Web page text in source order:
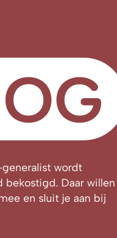
wordt
Daar willen
en sluit je aan bij